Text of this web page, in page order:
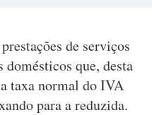
de serviços
domésticos que, desta
taxa normal do IVA
para a reduzida.